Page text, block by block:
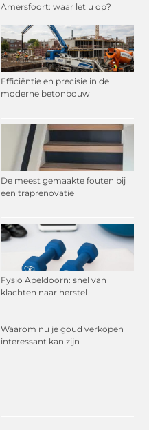
Amersfoort: waar let u op?
Efficiëntie en precisie in de
moderne betonbouw
De meest gemaakte fouten bij
een traprenovatie
Fysio Apeldoorn: snel van
klachten naar herstel
Waarom nu je goud verkopen
interessant kan zijn